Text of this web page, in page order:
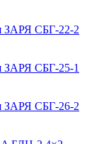
ЗАРЯ СБГ-22-2
ЗАРЯ СБГ-25-1
ЗАРЯ СБГ-26-2